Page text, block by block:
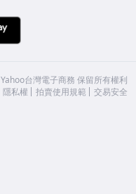
Yahoo台灣電子商務 保留所有權利
隱私權 拍賣使用規範 交易安全